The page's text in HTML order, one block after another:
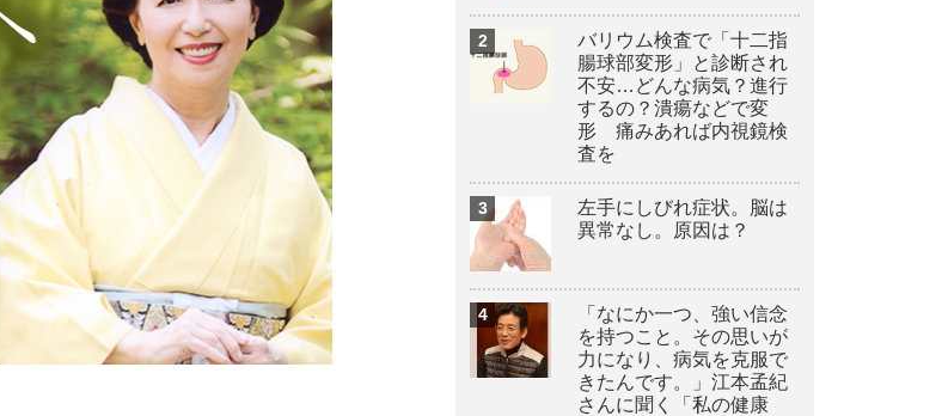
バリウム検査で「十二指
腸球部変形」と診断され
不安…どんな病気？進行
するの？潰瘍などで変
形 痛みあれば内視鏡検
査を
左手にしびれ症状。脳は
異常なし。原因は？
「なにか一つ、強い信念
を持つこと。その思いが
力になり、病気を克服で
きたんです。」江本孟紀
さんに聞く「私の健康